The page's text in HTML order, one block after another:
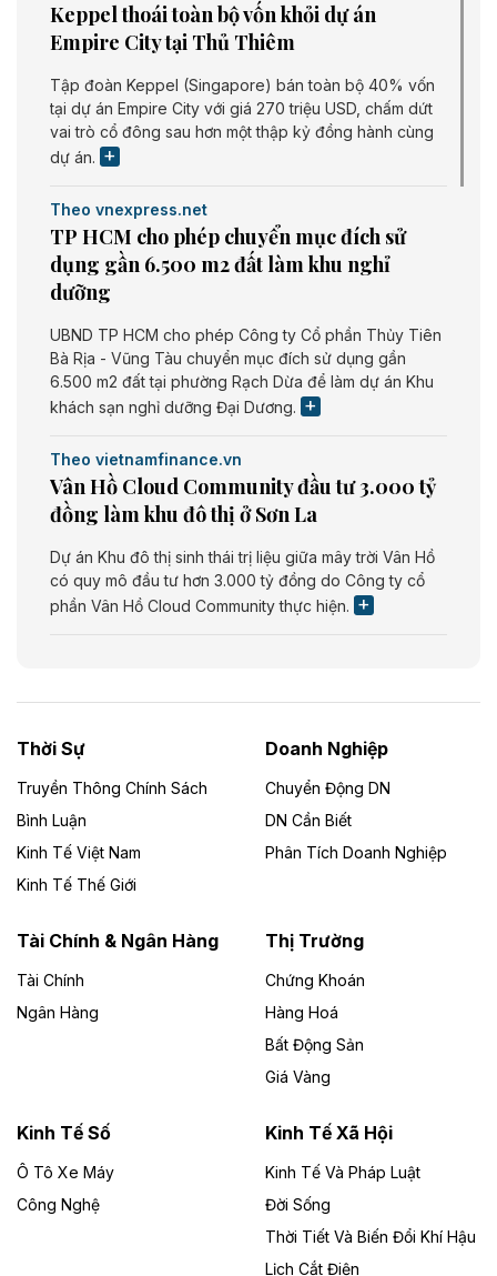
Keppel thoái toàn bộ vốn khỏi dự án
Empire City tại Thủ Thiêm
Tập đoàn Keppel (Singapore) bán toàn bộ 40% vốn
tại dự án Empire City với giá 270 triệu USD, chấm dứt
vai trò cổ đông sau hơn một thập kỷ đồng hành cùng
dự án.
Theo vnexpress.net
TP HCM cho phép chuyển mục đích sử
dụng gần 6.500 m2 đất làm khu nghỉ
dưỡng
UBND TP HCM cho phép Công ty Cổ phần Thủy Tiên
Bà Rịa - Vũng Tàu chuyển mục đích sử dụng gần
6.500 m2 đất tại phường Rạch Dừa để làm dự án Khu
khách sạn nghỉ dưỡng Đại Dương.
Theo vietnamfinance.vn
Vân Hồ Cloud Community đầu tư 3.000 tỷ
đồng làm khu đô thị ở Sơn La
Dự án Khu đô thị sinh thái trị liệu giữa mây trời Vân Hồ
có quy mô đầu tư hơn 3.000 tỷ đồng do Công ty cổ
phần Vân Hồ Cloud Community thực hiện.
Dự án Nhà máy xử lý rác và phát điện Bắc Giang do
Công ty TNHH Năng lượng môi trường Bắc Giang làm
Theo vietnamfinance.vn
Đức Long Gia Lai mở rộng ‘hệ sinh thái’
Lai
Bốn doanh nghiệp có sự góp vốn của Công ty Cổ
phần Tập đoàn Đức Long Gia Lai (HoSE: DLG) được
Gia Lai với tổng vốn hơn 4.750 tỷ đồng.
Đồng Nai cho thuê gần 59 ha đất làm khu
công nghiệp ở Long Thành
UBND TP Đồng Nai cho Công ty Amata thuê gần 59 ha
đất để đầu tư khu công nghiệp công nghệ cao Long
Thời Sự
Truyền Thông Chính Sách
Bình Luận
Kinh Tế Việt Nam
Kinh Tế Thế Giới
Doanh Nghiệp
Chuyển Động DN
DN Cần Biết
Phân Tích Doanh Nghiệp
Tài Chính & Ngân Hàng
Tài Chính
Ngân Hàng
Thị Trường
Chứng Khoán
Hàng Hoá
Bất Động Sản
Giá Vàng
Kinh Tế Số
Ô Tô Xe Máy
Công Nghệ
Kinh Tế Xã Hội
Kinh Tế Và Pháp Luật
Đời Sống
Thời Tiết Và Biến Đổi Khí Hậu
Lịch Cắt Điện